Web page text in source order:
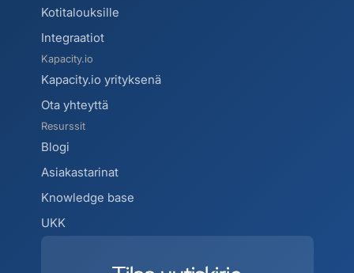
Kotitalouksille
Integraatiot
Kapacity.io
Kapacity.io yrityksenä
Ota yhteyttä
Resurssit
Blogi
Asiakastarinat
Knowledge base
UKK